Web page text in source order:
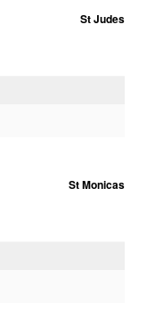
St Judes
St Monicas